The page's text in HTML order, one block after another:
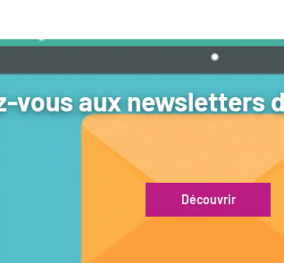
vous aux newsletters
Découvrir